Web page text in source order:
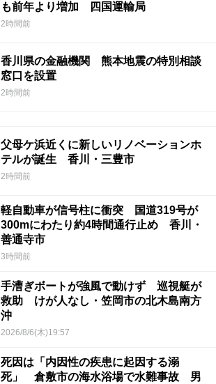
も前年より増加 四国運輸局
2時間前
香川県の金融機関 熊本地震の特別相談
窓口を設置
2時間前
父母ケ浜近くに新しいリノベーションホ
テルが誕生 香川・三豊市
2時間前
軽自動車が信号柱に衝突 国道319号が
300mにわたり約4時間通行止め 香川・
善通寺市
3時間前
手漕ぎボートが強風で動けず 巡視艇が
救助 けが人なし・笠岡市の北木島南方
沖
2026/8/6(木)19:57
死因は「内因性の疾患に起因する溺
死」 倉敷市の海水浴場で水難事故 男